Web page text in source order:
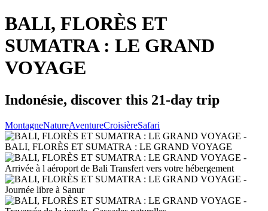
BALI, FLORÈS ET
SUMATRA : LE GRAND
VOYAGE
Indonésie, discover this 21-day trip
MontagneNatureAventureCroisièreSafari